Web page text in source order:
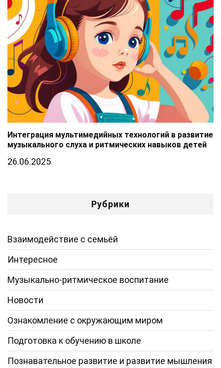
Интеграция мультимедийных технологий в развитие
музыкального слуха и ритмических навыков детей
26.06.2025
Рубрики
Взаимодействие с семьёй
Интересное
Музыкально-ритмическое воспитание
Новости
Ознакомление с окружающим миром
Подготовка к обучению в школе
Познавательное развитие и развитие мышления